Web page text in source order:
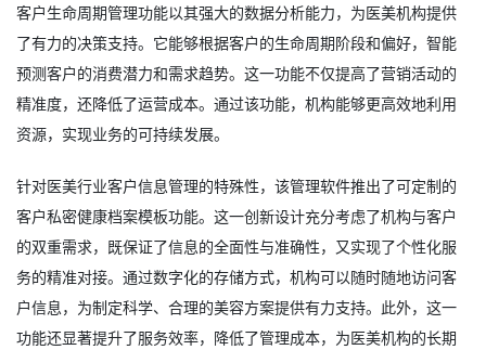
客户生命周期管理功能以其强大的数据分析能力，为医美机构提供
了有力的决策支持。它能够根据客户的生命周期阶段和偏好，智能
预测客户的消费潜力和需求趋势。这一功能不仅提高了营销活动的
精准度，还降低了运营成本。通过该功能，机构能够更高效地利用
资源，实现业务的可持续发展。
针对医美行业客户信息管理的特殊性，该管理软件推出了可定制的
客户私密健康档案模板功能。这一创新设计充分考虑了机构与客户
的双重需求，既保证了信息的全面性与准确性，又实现了个性化服
务的精准对接。通过数字化的存储方式，机构可以随时随地访问客
户信息，为制定科学、合理的美容方案提供有力支持。此外，这一
功能还显著提升了服务效率，降低了管理成本，为医美机构的长期